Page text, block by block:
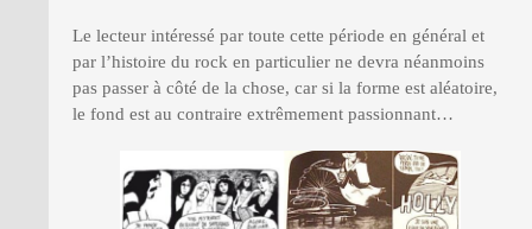
Le lecteur intéressé par toute cette période en général et
par l’histoire du rock en particulier ne devra néanmoins
pas passer à côté de la chose, car si la forme est aléatoire,
le fond est au contraire extrêmement passionnant…